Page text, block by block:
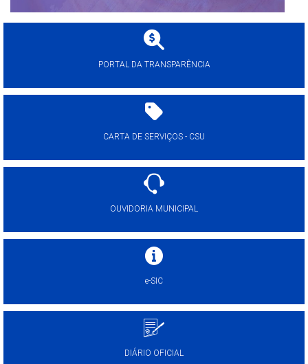
PORTAL DA TRANSPARÊNCIA
CARTA DE SERVIÇOS - CSU
OUVIDORIA MUNICIPAL
e-SIC
DIÁRIO OFICIAL